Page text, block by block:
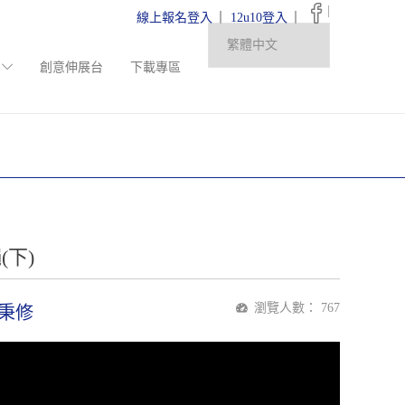
創意伸展台 下載專區
線上報名登入 12u10登入
下)
修 瀏覽人數： 767